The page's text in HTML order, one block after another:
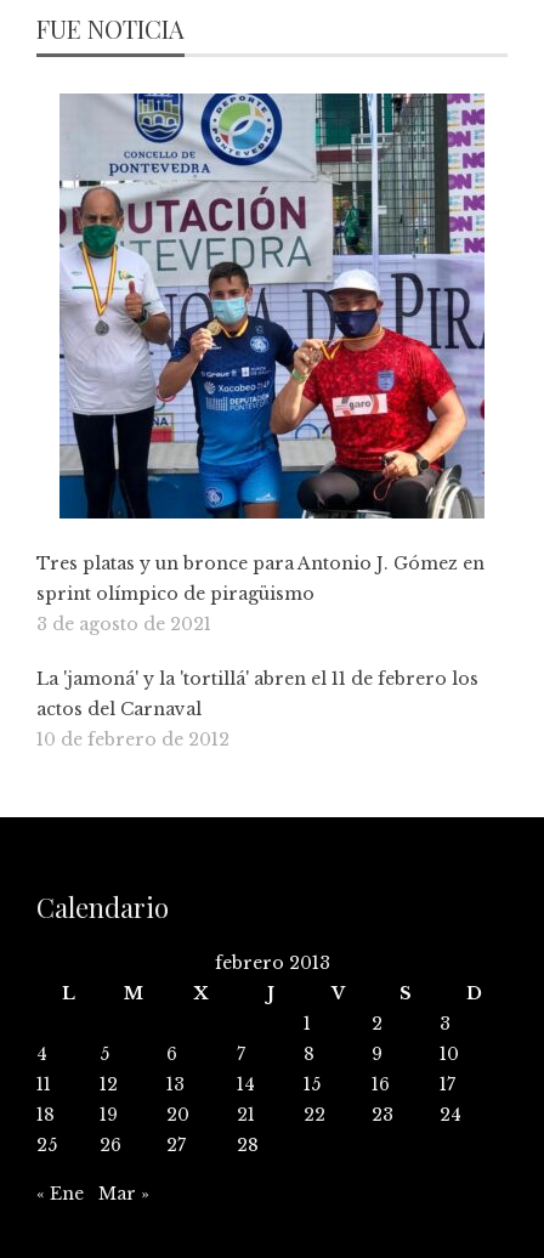
FUE NOTICIA
Tres platas y un bronce para Antonio J. Gómez en
sprint olímpico de piragüismo
3 de agosto de 2021
La 'jamoná' y la 'tortillá' abren el 11 de febrero los
actos del Carnaval
10 de febrero de 2012
Calendario
febrero 2013
L
M X J V S
D
1
2
3
4
5 6 7 8 9
10
11
12 13 14 15 16
17
18
19 20 21 22 23
24
25
26 27 28
« Ene Mar »